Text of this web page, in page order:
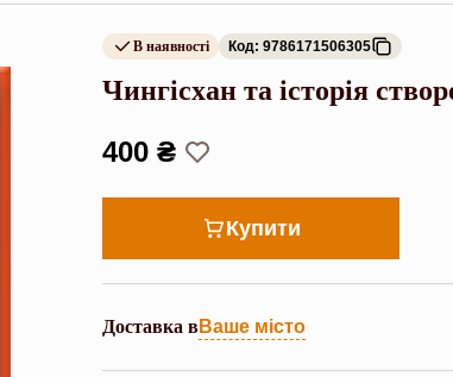
В наявності Код: 9786171506305
Чингісхан та історія
400 ₴
Купити
Доставка вВаше місто